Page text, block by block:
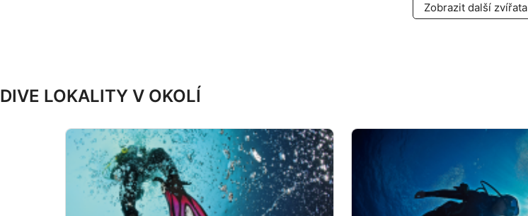
Zobrazit další zvířata
DIVE LOKALITY V OKOLÍ